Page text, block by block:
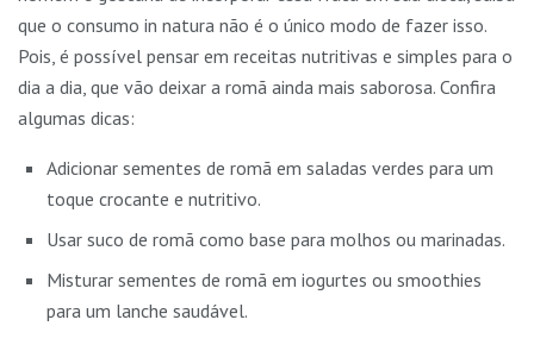
que o consumo in natura não é o único modo de fazer isso.
Pois, é possível pensar em receitas nutritivas e simples para o
dia a dia, que vão deixar a romã ainda mais saborosa. Confira
algumas dicas:
Adicionar sementes de romã em saladas verdes para um
toque crocante e nutritivo.
Usar suco de romã como base para molhos ou marinadas.
Misturar sementes de romã em iogurtes ou smoothies
para um lanche saudável.